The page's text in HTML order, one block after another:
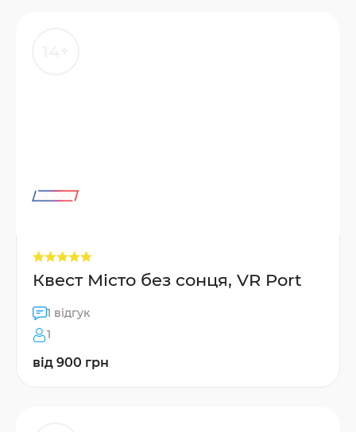
Квест Місто без сонця, VR Port
1 відгук
1
від 900 грн